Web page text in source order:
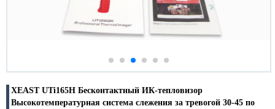
XEAST UTi165H Бесконтактный ИК-тепловизор
Высокотемпературная система слежения за тревогой 30-45 по